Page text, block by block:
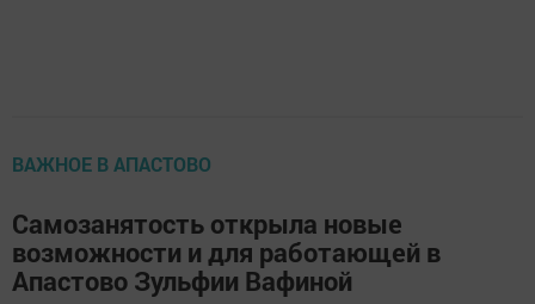
ВАЖНОЕ В АПАСТОВО
Самозанятость открыла новые
возможности и для работающей в
Апастово Зульфии Вафиной